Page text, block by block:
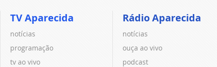
TV Aparecida
notícias
programação
tv ao vivo
Rádio Aparecida
notícias
ouça ao vivo
podcast